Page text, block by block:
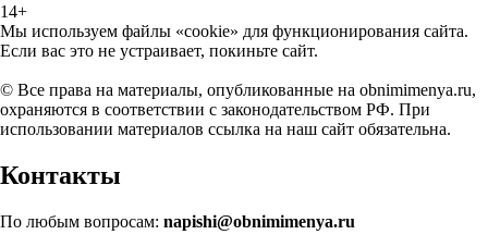
14+
Мы используем файлы «cookie» для функционирования сайта.
Если вас это не устраивает, покиньте сайт.
© Все права на материалы, опубликованные на obnimimenya.ru,
охраняются в соответствии с законодательством РФ. При
использовании материалов ссылка на наш сайт обязательна.
Контакты
По любым вопросам: napishi@obnimimenya.ru